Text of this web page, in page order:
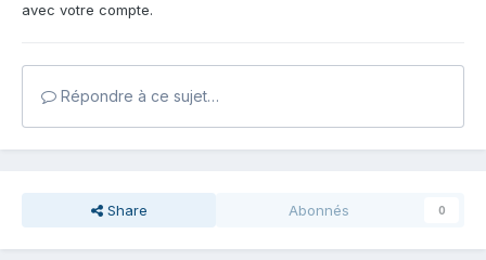
avec votre compte.
Répondre à ce sujet…
Share Abonnés 0